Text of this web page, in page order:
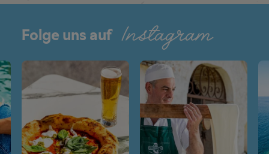
Folge uns auf Instagram